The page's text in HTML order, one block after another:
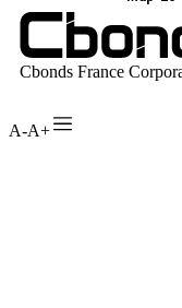
A-A+